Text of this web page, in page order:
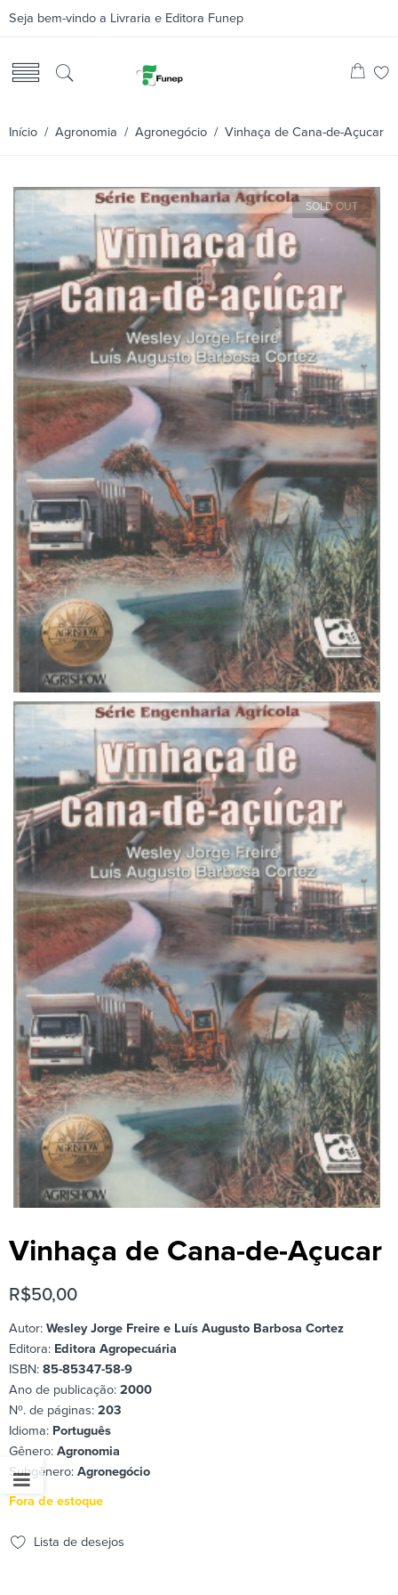
Seja bem-vindo a Livraria e Editora Funep
Início / Agronomia / Agronegócio / Vinhaça de Cana-de-Açucar
SOLD OUT
Vinhaça de Cana-de-Açucar
R$50,00
Autor: Wesley Jorge Freire e Luís Augusto Barbosa Cortez
Editora: Editora Agropecuária
ISBN: 85-85347-58-9
Ano de publicação: 2000
Nº. de páginas: 203
Idioma: Português
Gênero: Agronomia
Subgênero: Agronegócio
Fora de estoque
Lista de desejos